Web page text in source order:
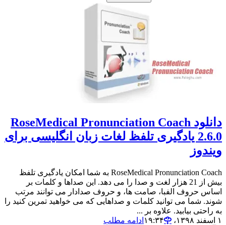
دانلود RoseMedical Pronunciation Coach
2.6.0 یادگیری تلفظ لغات زبان انگلیسی برای
ویندوز
RoseMedical Pronunciation Coach به شما امکان یادگیری تلفظ
بیش از 21 هزار لغت و صدا را می دهد. این صداها و کلمات بر
اساس حروف الفبا، صامت ها، و حروف صدادار می توانند مرتب
شوند. شما می توانید کلمات و صداهایی که می خواهید تمرین کنید را
به راحتی بیابید. علاوه بر ...
۱ اسفند ۱۳۹۸،‏ ۱۹:۳۴
ادامه مطلب